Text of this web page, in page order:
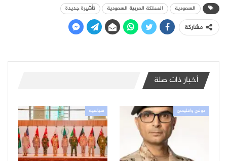
السعودية المملكة العربية السعودية تأشيرة جديدة
مشاركة
أخبار ذات صلة
دولي واقليمي سياسية